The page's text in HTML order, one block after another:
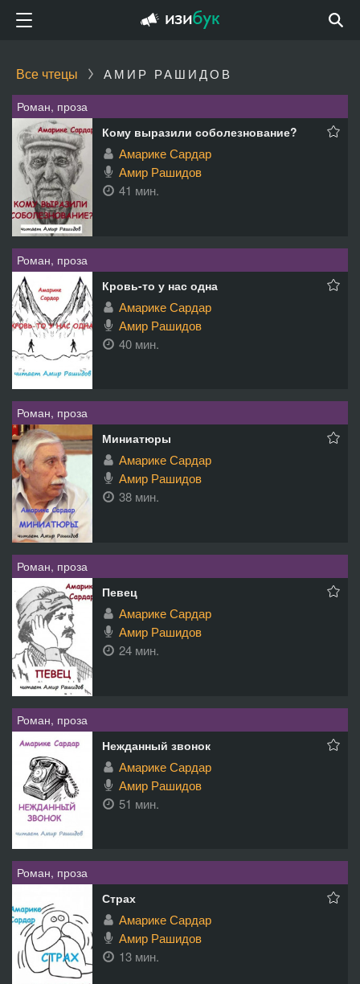
Все чтецы АМИР РАШИДОВ
Роман, проза
Кому выразили соболезнование?
Амарике Сардар
Амир Рашидов
41 мин.
Роман, проза
Кровь-то у нас одна
Амарике Сардар
Амир Рашидов
40 мин.
Роман, проза
Миниатюры
Амарике Сардар
Амир Рашидов
38 мин.
Роман, проза
Певец
Амарике Сардар
Амир Рашидов
24 мин.
Роман, проза
Нежданный звонок
Амарике Сардар
Амир Рашидов
51 мин.
Роман, проза
Страх
Амарике Сардар
Амир Рашидов
13 мин.